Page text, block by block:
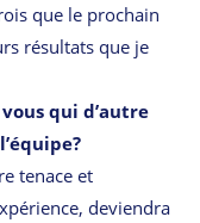
que le prochain
résultats que je
qui d’autre
tenace et
deviendra